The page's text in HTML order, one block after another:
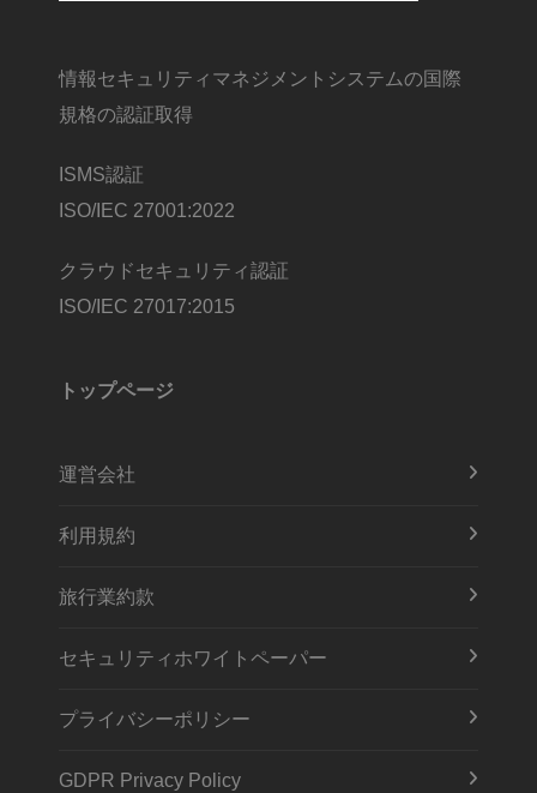
情報セキュリティマネジメントシステムの国際
規格の認証取得
ISMS認証
ISO/IEC 27001:2022
クラウドセキュリティ認証
ISO/IEC 27017:2015
トップページ
運営会社
利用規約
旅行業約款
セキュリティホワイトペーパー
プライバシーポリシー
GDPR Privacy Policy